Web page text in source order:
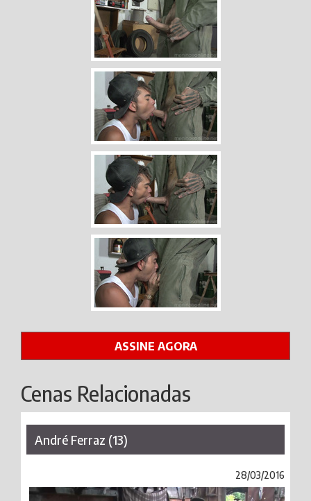
ASSINE AGORA
Cenas Relacionadas
André Ferraz (13)
28/03/2016